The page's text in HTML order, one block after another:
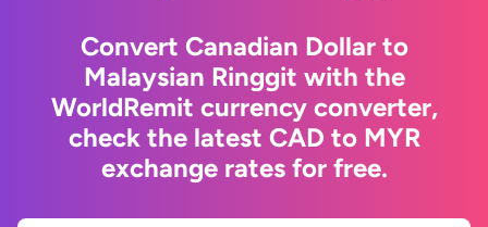
Convert Canadian Dollar to
Malaysian Ringgit with the
WorldRemit currency converter,
check the latest CAD to MYR
exchange rates for free.